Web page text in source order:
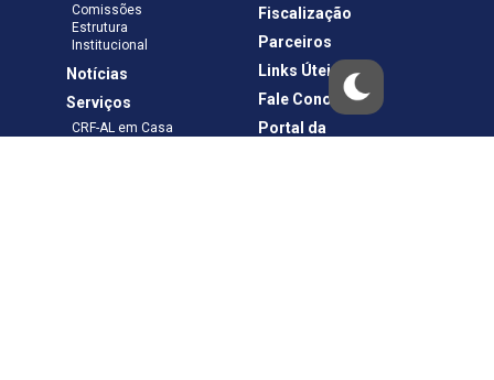
Comissões
Estrutura
Institucional
Notícias
Serviços
CRF-AL em Casa
Fiscalização
Parceiros
Links Úteis
Fale Conosco
Portal da